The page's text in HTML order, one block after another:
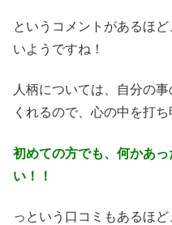
というコメントがあるほ
いようですね！
人柄については、自分の
くれるので、心の中を打ち
初めての方でも、何かあ
い！！
っという口コミもあるほ